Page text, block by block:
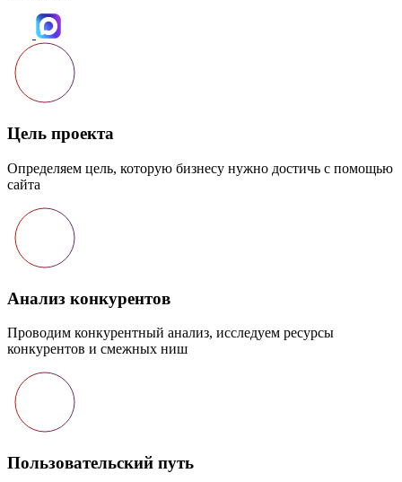
Цель проекта
Определяем цель, которую бизнесу нужно достичь с помощью
сайта
Анализ конкурентов
Проводим конкурентный анализ, исследуем ресурсы
конкурентов и смежных ниш
Пользовательский путь